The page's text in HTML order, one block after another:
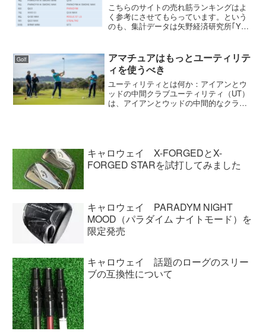
こちらのサイトの売れ筋ランキングはよ
く参考にさせてもらっています。という
のも、集計データは矢野経済研究所｢YPS
の企業の売上データだけで、地域によっ
てデータに偏りがあり...
Golf
アマチュアはもっとユーティリテ
ィを使うべき
ユーティリティとは何か：アイアンとウ
ッドの中間クラブユーティリティ（UT）
は、アイアンとウッドの中間的なクラブ
キャロウェイ X-FORGEDとX-
FORGED STARを試打してみました
キャロウェイ PARADYM NIGHT
MOOD（パラダイム ナイトモード）を
限定発売
キャロウェイ 話題のローグのスリー
ブの互換性について